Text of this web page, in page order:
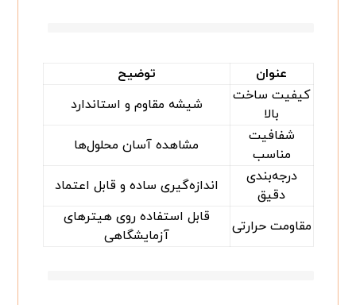
عنوان
توضیح
کیفیت ساخت
بالا
شیشه مقاوم و استاندارد
شفافیت
مناسب
مشاهده آسان محلول‌ها
درجه‌بندی
دقیق
اندازه‌گیری ساده و قابل اعتماد
مقاومت حرارتی
قابل استفاده روی هیترهای
آزمایشگاهی